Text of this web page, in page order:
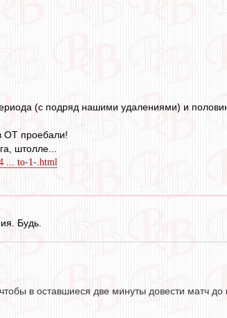
(с подряд нашими удалениями) и
ОТ проебали!
штолле...
... to-1-.html
Будь.
в оставшиеся две минуты довести матч